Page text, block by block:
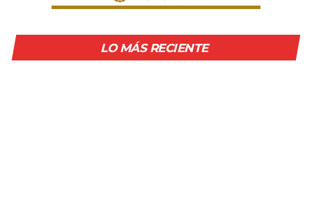
LO MÁS RECIENTE